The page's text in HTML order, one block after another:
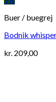
Buer / buegrej
Bodnik
kr. 209,00